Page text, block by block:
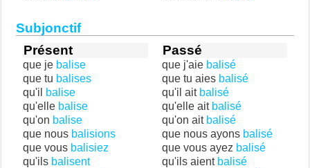
Subjonctif
Présent
que je balise
que tu balises
qu'il
balise
qu'elle balise
qu'on balise
que nous balisions
que vous balisiez
qu'ils balisent
Passé
que j'aie balisé
que tu aies balisé
qu'il ait balisé
qu'elle ait balisé
qu'on ait balisé
que nous ayons balisé
que vous ayez balisé
qu'ils aient balisé